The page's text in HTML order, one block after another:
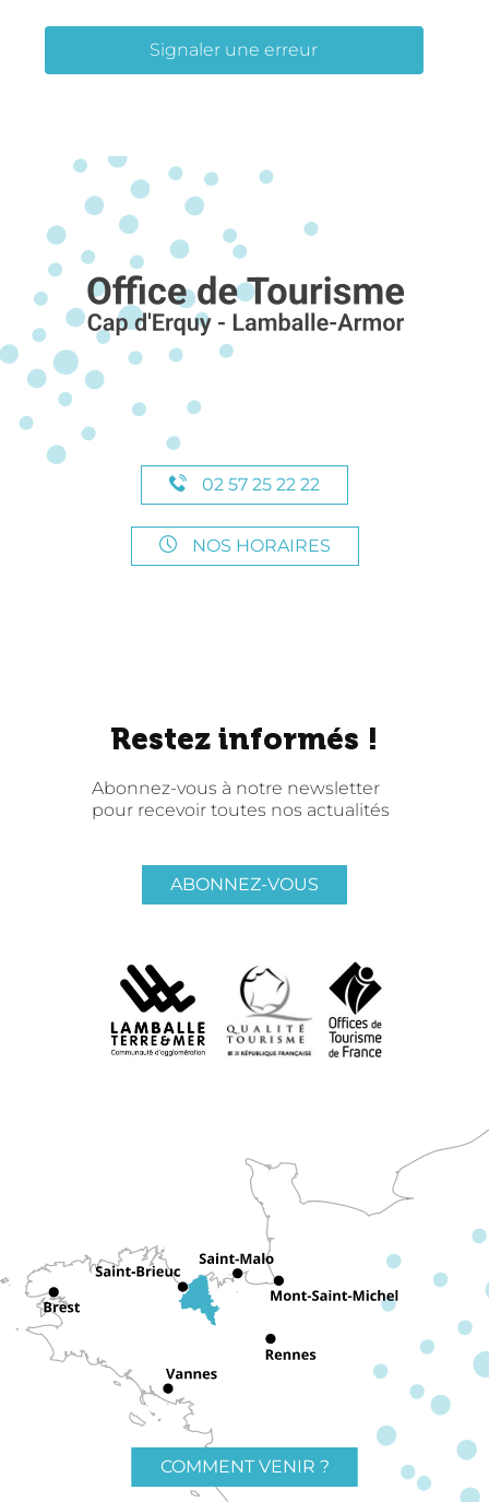
Signaler une erreur
02 57 25 22 22
NOS HORAIRES
Restez informés !
Abonnez-vous à notre newsletter
pour recevoir toutes nos actualités
ABONNEZ-VOUS
COMMENT VENIR ?